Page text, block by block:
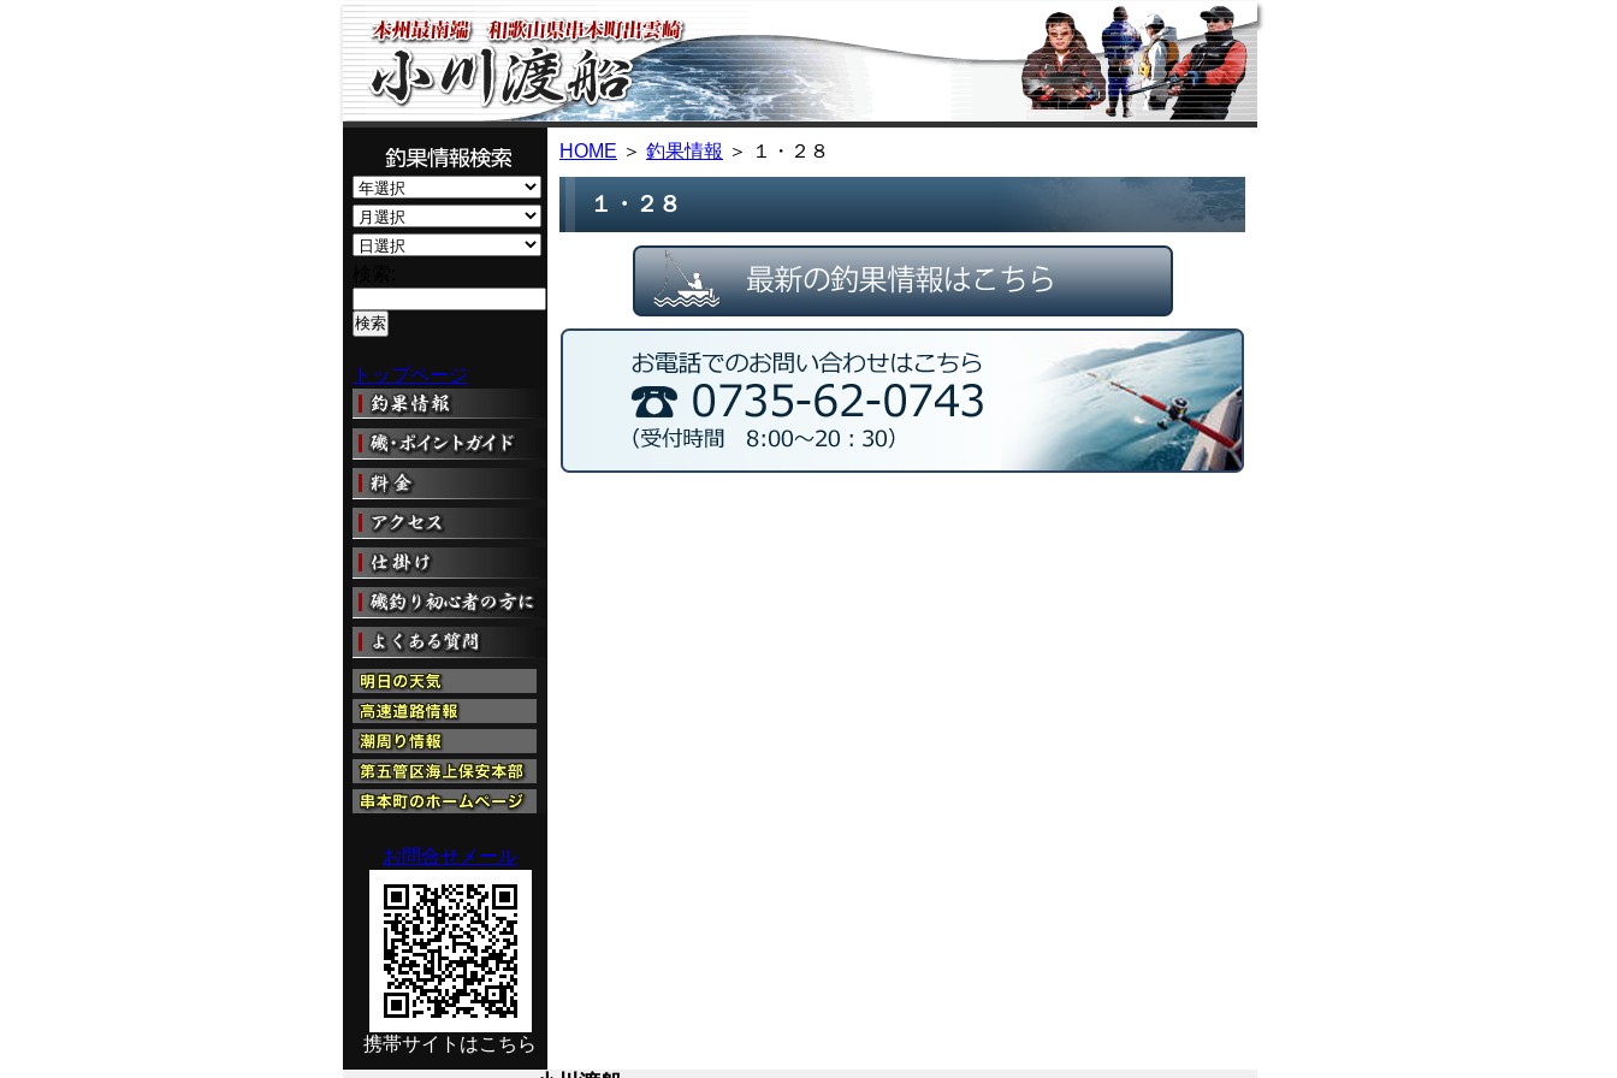
トップページ
お問合せメール
携帯サイトはこちら
HOME ＞ 釣果情報 ＞ １・２８
１・２８